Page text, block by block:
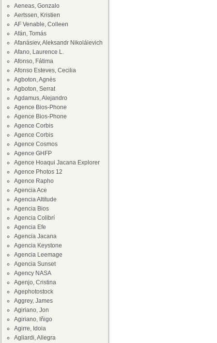
Aeneas, Gonzalo
Aertssen, Kristien
AF Venable, Colleen
Afán, Tomás
Afanásiev, Aleksandr Nikoláievich
Afano, Laurence L.
Afonso, Fátima
Afonso Esteves, Cecilia
Agboton, Agnès
Agboton, Serrat
Agdamus, Alejandro
Agence Bios-Phone
Agence Bios-Phone
Agence Corbis
Agence Corbis
Agence Cosmos
Agence GHFP
Agence Hoaqui Jacana Explorer
Agence Photos 12
Agence Rapho
Agencia Ace
Agencia Altitude
Agencia Bios
Agencia Colibrí
Agencia Efe
Agencia Jacana
Agencia Keystone
Agencia Leemage
Agencia Sunset
Agency NASA
Agenjo, Cristina
Agephotostock
Aggrey, James
Agiriano, Jon
Agiriano, Iñigo
Agirre, Idoia
Agliardi, Allegra